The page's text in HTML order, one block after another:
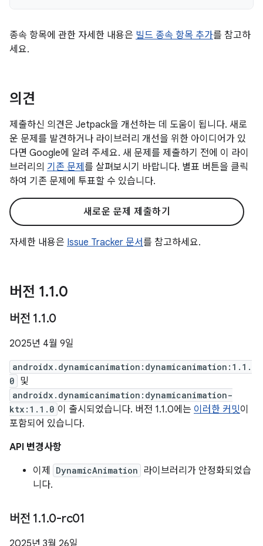
종속 항목에 관한 자세한 내용은 빌드 종속 항목 추가를 참고하
세요.
의견
제출하신 의견은 Jetpack을 개선하는 데 도움이 됩니다. 새로
운 문제를 발견하거나 라이브러리 개선을 위한 아이디어가 있
다면 Google에 알려 주세요. 새 문제를 제출하기 전에 이 라이
브러리의 기존 문제 를 살펴보시기 바랍니다. 별표 버튼을 클릭
하여 기존 문제에 투표할 수 있습니다.
새로운 문제 제출하기
자세한 내용은 Issue Tracker 문서를 참고하세요.
버전 1.1.0
버전 1.1.0
2025년 4월 9일
androidx.dynamicanimation:dynamicanimation:1.1.
0 및
androidx.dynamicanimation:dynamicanimation-
ktx:1.1.0 이 출시되었습니다. 버전 1.1.0에는 이러한 커밋이
포함되어 있습니다.
API 변경사항
이제
DynamicAnimation 라이브러리가 안정화되었습
니다.
버전 1.1.0-rc01
2025년 3월 26일